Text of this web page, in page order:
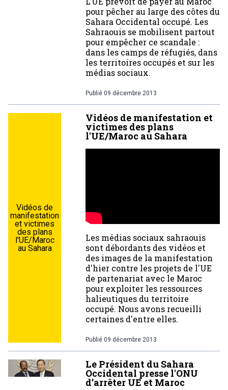
pour pêcher au large des côtes du
Sahara Occidental occupé. Les
Sahraouis se mobilisent partout
pour empêcher ce scandale :
dans les camps de réfugiés, dans
les territoires occupés et sur les
médias sociaux.
Publié 09 décembre 2013
Vidéos de
manifestation
et victimes
des plans
l'UE/Maroc
au Sahara
Vidéos de manifestation et
victimes des plans
l'UE/Maroc au Sahara
Les médias sociaux sahraouis
sont débordants des vidéos et
des images de la manifestation
d'hier contre les projets de l'UE
de partenariat avec le Maroc
pour exploiter les ressources
halieutiques du territoire
occupé. Nous avons recueilli
certaines d'entre elles.
Publié 09 décembre 2013
Le Président du Sahara
Occidental presse l'ONU
d’arrêter UE et Maroc